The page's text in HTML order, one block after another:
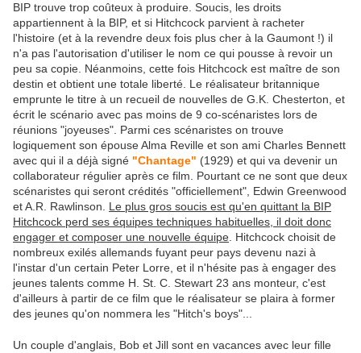
BIP trouve trop coûteux à produire. Soucis, les droits
appartiennent à la BIP, et si Hitchcock parvient à racheter
l'histoire (et à la revendre deux fois plus cher à la Gaumont !) il
n'a pas l'autorisation d'utiliser le nom ce qui pousse à revoir un
peu sa copie. Néanmoins, cette fois Hitchcock est maître de son
destin et obtient une totale liberté. Le réalisateur britannique
emprunte le titre à un recueil de nouvelles de G.K. Chesterton, et
écrit le scénario avec pas moins de 9 co-scénaristes lors de
réunions "joyeuses". Parmi ces scénaristes on trouve
logiquement son épouse Alma Reville et son ami Charles Bennett
avec qui il a déjà signé "Chantage" (1929) et qui va devenir un
collaborateur régulier après ce film. Pourtant ce ne sont que deux
scénaristes qui seront crédités "officiellement", Edwin Greenwood
et A.R. Rawlinson. Le plus gros soucis est qu'en quittant la BIP
Hitchcock perd ses équipes techniques habituelles, il doit donc
engager et composer une nouvelle équipe . Hitchcock choisit de
nombreux exilés allemands fuyant peur pays devenu nazi à
l'instar d'un certain Peter Lorre, et il n'hésite pas à engager des
jeunes talents comme H. St. C. Stewart 23 ans monteur, c'est
d'ailleurs à partir de ce film que le réalisateur se plaira à former
des jeunes qu'on nommera les "Hitch's boys"...
Un couple d'anglais, Bob et Jill sont en vacances avec leur fille